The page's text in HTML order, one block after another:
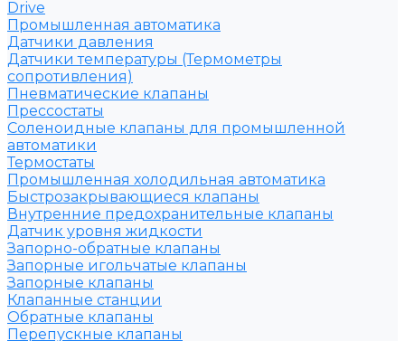
Drive
Промышленная автоматика
Датчики давления
Датчики температуры (Термометры
сопротивления)
Пневматические клапаны
Прессостаты
Соленоидные клапаны для промышленной
автоматики
Термостаты
Промышленная холодильная автоматика
Быстрозакрывающиеся клапаны
Внутренние предохранительные клапаны
Датчик уровня жидкости
Запорно-обратные клапаны
Запорные игольчатые клапаны
Запорные клапаны
Клапанные станции
Обратные клапаны
Перепускные клапаны